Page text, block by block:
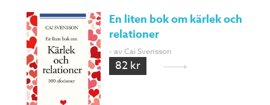
En liten bok om kärlek och
relationer
- av Cai Svensson
82 kr